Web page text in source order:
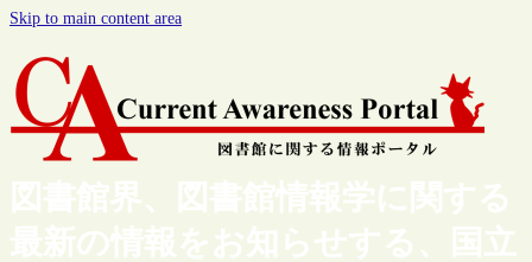
Skip to main content area
図書館界、図書館情報学に関する
最新の情報をお知らせする、国立